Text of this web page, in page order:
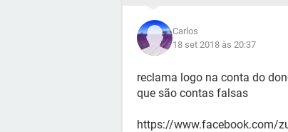
Carlos
18 set 2018 às 20:37
reclama logo na conta do
que são contas falsas
https://www.facebook.com/